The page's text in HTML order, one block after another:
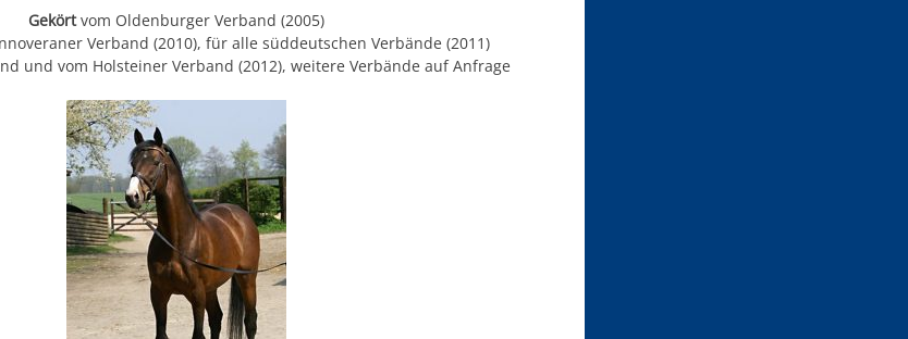
Gekörtvom Oldenburger Verband (2005)
Verband (2010), für alle süddeutschen Verbände (2011)
und vom Holsteiner Verband (2012), weitere Verbände auf Anfrage